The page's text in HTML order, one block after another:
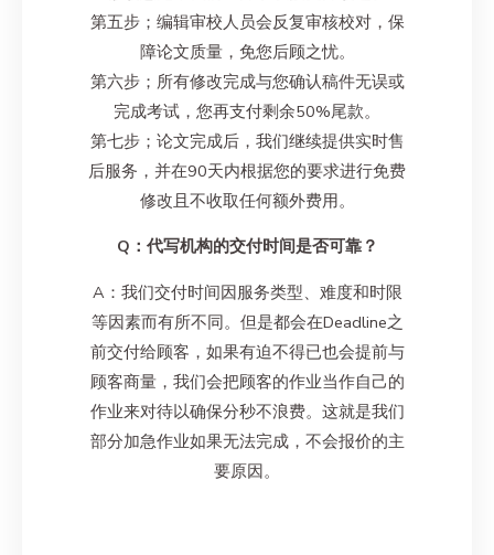
第五步；编辑审校人员会反复审核校对，保
障论文质量，免您后顾之忧。
第六步；所有修改完成与您确认稿件无误或
完成考试，您再支付剩余50%尾款。
第七步；论文完成后，我们继续提供实时售
后服务，并在90天内根据您的要求进行免费
修改且不收取任何额外费用。
Q：代写机构的交付时间是否可靠？
A：我们交付时间因服务类型、难度和时限
等因素而有所不同。但是都会在Deadline之
前交付给顾客，如果有迫不得已也会提前与
顾客商量，我们会把顾客的作业当作自己的
作业来对待以确保分秒不浪费。这就是我们
部分加急作业如果无法完成，不会报价的主
要原因。